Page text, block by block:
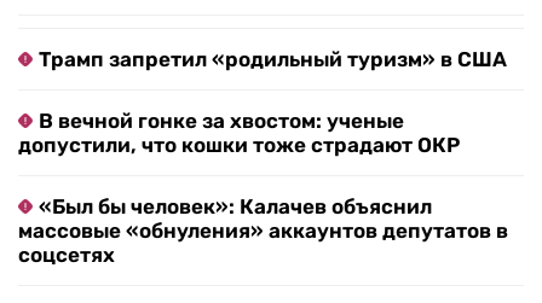
Трамп запретил «родильный туризм» в США
В вечной гонке за хвостом: ученые
допустили, что кошки тоже страдают ОКР
«Был бы человек»: Калачев объяснил
массовые «обнуления» аккаунтов депутатов в
соцсетях